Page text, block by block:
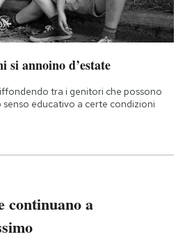
si annoino d’estate
tra i genitori che possono
educativo a certe condizioni
continuano a